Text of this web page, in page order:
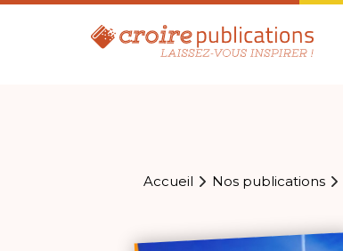
Accueil Nos publications